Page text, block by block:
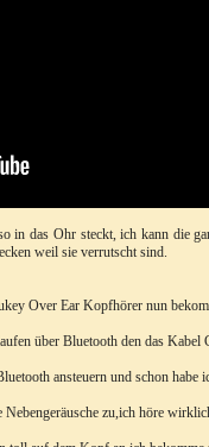
in das Ohr steckt, ich kann die
weil sie verrutscht sind.
Over Ear Kopfhörer nun
über Bluetooth den das Kabel
ansteuern und schon habe
zu,ich höre